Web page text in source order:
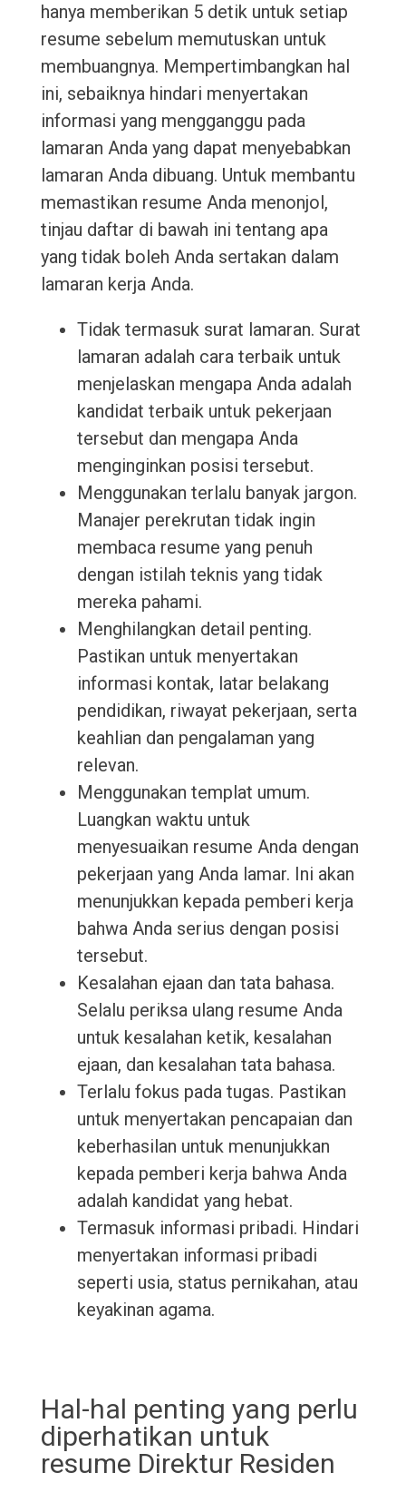
hanya memberikan 5 detik untuk setiap
resume sebelum memutuskan untuk
membuangnya. Mempertimbangkan hal
ini, sebaiknya hindari menyertakan
informasi yang mengganggu pada
lamaran Anda yang dapat menyebabkan
lamaran Anda dibuang. Untuk membantu
memastikan resume Anda menonjol,
tinjau daftar di bawah ini tentang apa
yang tidak boleh Anda sertakan dalam
lamaran kerja Anda.
Tidak termasuk surat lamaran. Surat
lamaran adalah cara terbaik untuk
menjelaskan mengapa Anda adalah
kandidat terbaik untuk pekerjaan
tersebut dan mengapa Anda
menginginkan posisi tersebut.
Menggunakan terlalu banyak jargon.
Manajer perekrutan tidak ingin
membaca resume yang penuh
dengan istilah teknis yang tidak
mereka pahami.
Menghilangkan detail penting.
Pastikan untuk menyertakan
informasi kontak, latar belakang
pendidikan, riwayat pekerjaan, serta
keahlian dan pengalaman yang
relevan.
Menggunakan templat umum.
Luangkan waktu untuk
menyesuaikan resume Anda dengan
pekerjaan yang Anda lamar. Ini akan
menunjukkan kepada pemberi kerja
bahwa Anda serius dengan posisi
tersebut.
Kesalahan ejaan dan tata bahasa.
Selalu periksa ulang resume Anda
untuk kesalahan ketik, kesalahan
ejaan, dan kesalahan tata bahasa.
Terlalu fokus pada tugas. Pastikan
untuk menyertakan pencapaian dan
keberhasilan untuk menunjukkan
kepada pemberi kerja bahwa Anda
adalah kandidat yang hebat.
Termasuk informasi pribadi. Hindari
menyertakan informasi pribadi
seperti usia, status pernikahan, atau
keyakinan agama.
Hal-hal penting yang perlu
diperhatikan untuk
resume Direktur Residen